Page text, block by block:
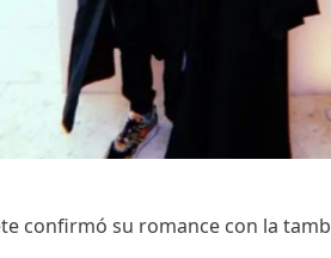
confirmó su romance con la